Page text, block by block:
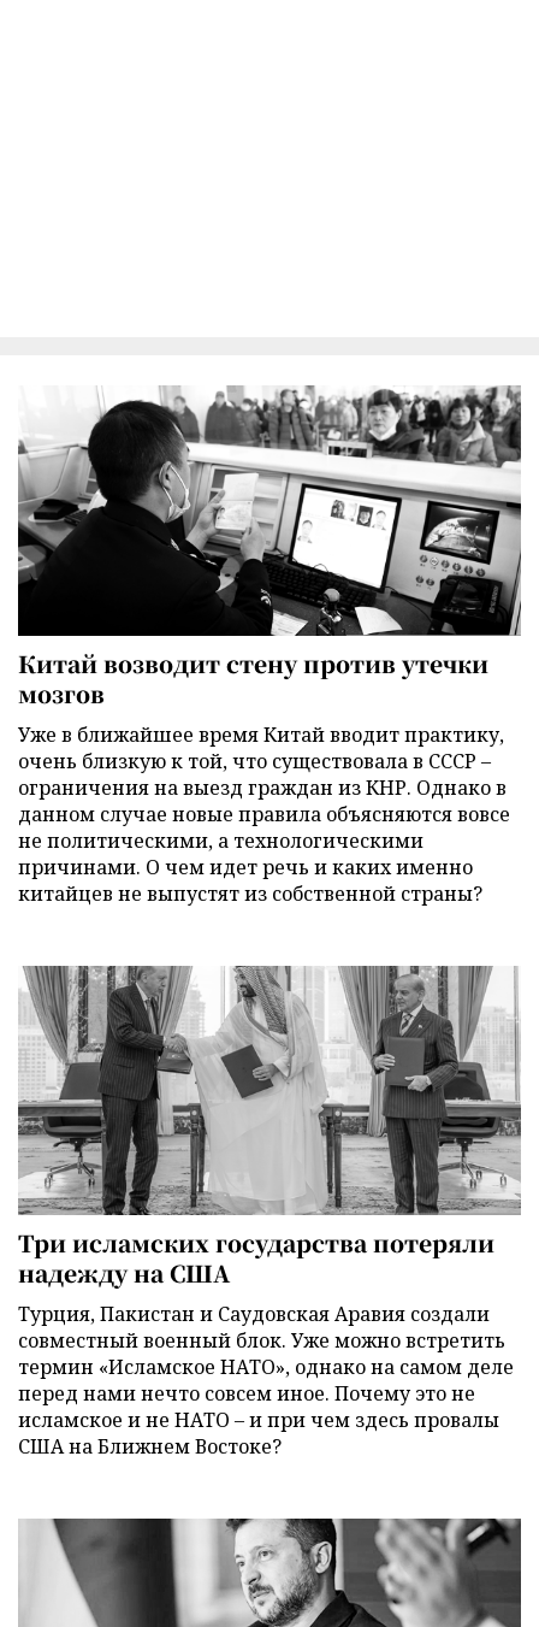
Китай возводит стену против утечки
мозгов
Уже в ближайшее время Китай вводит практику,
очень близкую к той, что существовала в СССР –
ограничения на выезд граждан из КНР. Однако в
данном случае новые правила объясняются вовсе
не политическими, а технологическими
причинами. О чем идет речь и каких именно
китайцев не выпустят из собственной страны?
Три исламских государства потеряли
надежду на США
Турция, Пакистан и Саудовская Аравия создали
совместный военный блок. Уже можно встретить
термин «Исламское НАТО», однако на самом деле
перед нами нечто совсем иное. Почему это не
исламское и не НАТО – и при чем здесь провалы
США на Ближнем Востоке?